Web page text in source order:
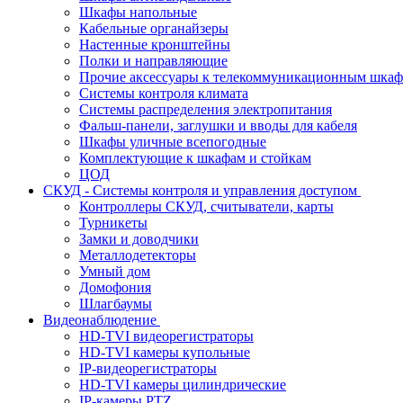
Шкафы напольные
Кабельные органайзеры
Настенные кронштейны
Полки и направляющие
Прочие аксессуары к телекоммуникационным
Системы контроля климата
Системы распределения электропитания
Фальш-панели, заглушки и вводы для кабеля
Шкафы уличные всепогодные
Комплектующие к шкафам и стойкам
ЦОД
СКУД - Системы контроля и управления доступом
Контроллеры СКУД, считыватели, карты
Турникеты
Замки и доводчики
Металлодетекторы
Умный дом
Домофония
Шлагбаумы
Видеонаблюдение
HD-TVI видеорегистраторы
HD-TVI камеры купольные
IP-видеорегистраторы
HD-TVI камеры цилиндрические